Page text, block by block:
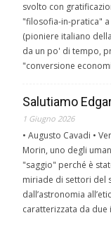
svolto con
"filosofia-in-pratica"
(pioniere italiano
da un po' di tempo,
"conversione
Salutiamo
1 Giugno 2026
• Augusto Cavadi •
Morin, uno degli
"saggio" perché è
miriade di settori del
dall’astronomia
caratterizzata da